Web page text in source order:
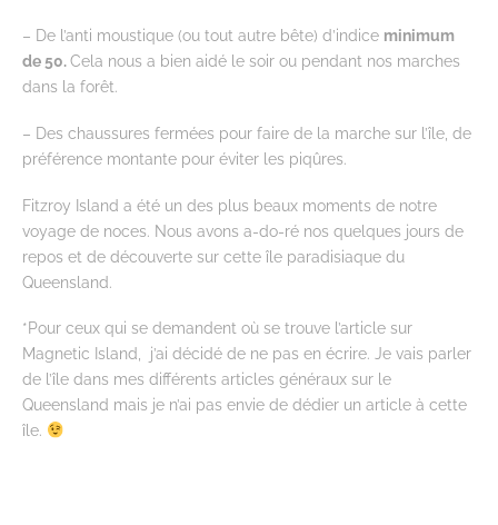
– De l’anti moustique (ou tout autre bête) d’indice minimum
de 50.Cela nous a bien aidé le soir ou pendant nos marches
dans la forêt.
– Des chaussures fermées pour faire de la marche sur l’île, de
préférence montante pour éviter les piqûres.
Fitzroy Island a été un des plus beaux moments de notre
voyage de noces. Nous avons a-do-ré nos quelques jours de
repos et de découverte sur cette île paradisiaque du
Queensland.
*Pour ceux qui se demandent où se trouve l’article sur
Magnetic Island, j’ai décidé de ne pas en écrire. Je vais parler
de l’île dans mes différents articles généraux sur le
Queensland mais je n’ai pas envie de dédier un article à cette
île.